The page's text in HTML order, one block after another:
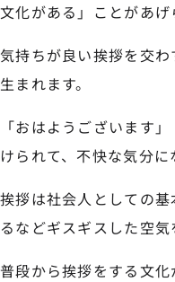
文化がある」ことがあげ
気持ちが良い挨拶を交
生まれます。
「おはようございます
けられて、不快な気分に
挨拶は社会人としての
るなどギスギスした空気
普段から挨拶をする文